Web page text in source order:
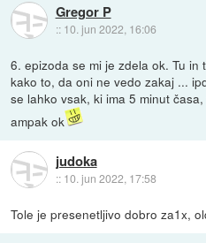
Gregor P
:: 10. jun 2022, 16:06
6. epizoda se mi je zdela ok. Tu in
kako to, da oni ne vedo zakaj ...
se lahko vsak, ki ima 5 minut
ampak ok
judoka
:: 10. jun 2022, 17:58
Tole je presenetljivo dobro za1x,